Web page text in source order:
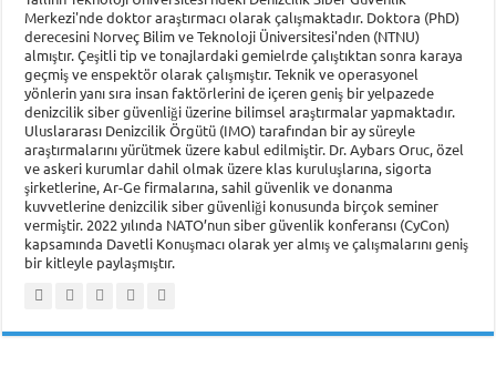
Merkezi'nde doktor araştırmacı olarak çalışmaktadır. Doktora (PhD)
derecesini Norveç Bilim ve Teknoloji Üniversitesi'nden (NTNU)
almıştır. Çeşitli tip ve tonajlardaki gemielrde çalıştıktan sonra karaya
geçmiş ve enspektör olarak çalışmıştır. Teknik ve operasyonel
yönlerin yanı sıra insan faktörlerini de içeren geniş bir yelpazede
denizcilik siber güvenliği üzerine bilimsel araştırmalar yapmaktadır.
Uluslararası Denizcilik Örgütü (IMO) tarafından bir ay süreyle
araştırmalarını yürütmek üzere kabul edilmiştir. Dr. Aybars Oruc, özel
ve askeri kurumlar dahil olmak üzere klas kuruluşlarına, sigorta
şirketlerine, Ar-Ge firmalarına, sahil güvenlik ve donanma
kuvvetlerine denizcilik siber güvenliği konusunda birçok seminer
vermiştir. 2022 yılında NATO’nun siber güvenlik konferansı (CyCon)
kapsamında Davetli Konuşmacı olarak yer almış ve çalışmalarını geniş
bir kitleyle paylaşmıştır.